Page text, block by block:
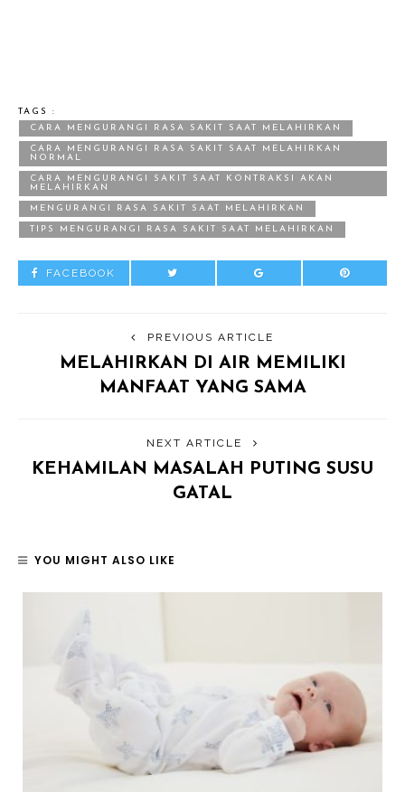
TAGS :
CARA MENGURANGI RASA SAKIT SAAT MELAHIRKAN
CARA MENGURANGI RASA SAKIT SAAT MELAHIRKAN
NORMAL
CARA MENGURANGI SAKIT SAAT KONTRAKSI AKAN
MELAHIRKAN
MENGURANGI RASA SAKIT SAAT MELAHIRKAN
TIPS MENGURANGI RASA SAKIT SAAT MELAHIRKAN
FACEBOOK
PREVIOUS ARTICLE
MELAHIRKAN DI AIR MEMILIKI
MANFAAT YANG SAMA
NEXT ARTICLE
KEHAMILAN MASALAH PUTING SUSU
GATAL
YOU MIGHT ALSO LIKE